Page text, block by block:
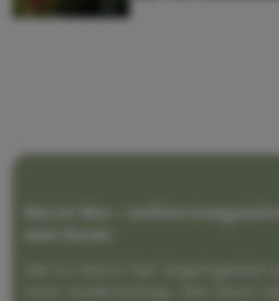
Me to We – online